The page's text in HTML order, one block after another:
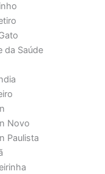
da Saúde
Novo
Paulista